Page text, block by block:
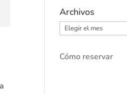
Archivos
Archivos
Cómo reservar